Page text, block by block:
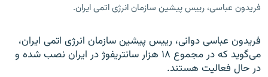
زبان‌های دیگر
فریدون عباسی، رییس پیشین سازمان انرژی اتمی ایران.
فریدون عباسی دوانی، رییس پیشین سازمان انرژی اتمی ایران،
می‌گوید که در مجموع ۱۸ هزار سانتریفوژ در ایران نصب شده و
در حال فعالیت هستند.